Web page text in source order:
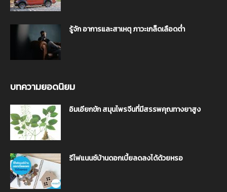
รู้จัก อาการและสาเหตุ ภาวะเกล็ดเลือดต่ำ
บทความยอดนิยม
อิมเอียกขัก สมุนไพรจีนที่มีสรรพคุณทางยาสูง
รีไฟแนนซ์บ้านดอกเบี้ยลดลงได้ด้วยหรอ